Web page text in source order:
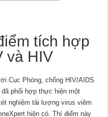
tích hợp
và HIV
Cục Phòng, chống HIV/AIDS
phối hợp thực hiện một
nghiệm tải lượng virus viêm
hiện có. Thí điểm này